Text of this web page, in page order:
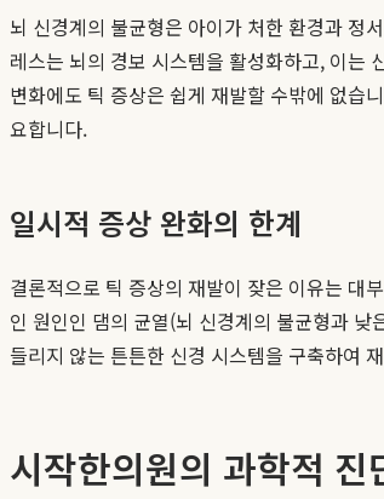
뇌 신경계의 불균형은 아이가 처한 환경과 정
레스는 뇌의 경보 시스템을 활성화하고, 이는
변화에도 틱 증상은 쉽게 재발할 수밖에 없습
요합니다.
일시적 증상 완화의 한계
결론적으로 틱 증상의 재발이 잦은 이유는 대
인 원인인 댐의 균열(뇌 신경계의 불균형과
들리지 않는 튼튼한 신경 시스템을 구축하여
시작한의원의 과학적